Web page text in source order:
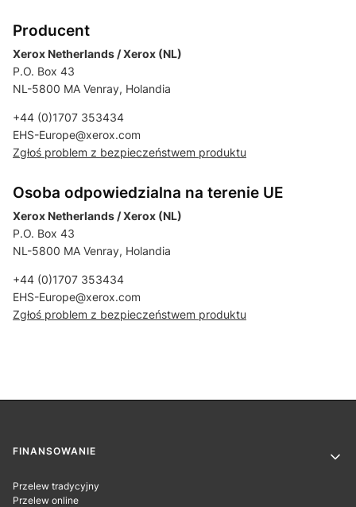
Producent
Xerox Netherlands / Xerox (NL)
P.O. Box 43
NL-5800 MA Venray, Holandia
+44 (0)1707 353434
EHS-Europe@xerox.com
Zgłoś problem z bezpieczeństwem produktu
Osoba odpowiedzialna na terenie UE
Xerox Netherlands / Xerox (NL)
P.O. Box 43
NL-5800 MA Venray, Holandia
+44 (0)1707 353434
EHS-Europe@xerox.com
Zgłoś problem z bezpieczeństwem produktu
Linki w stopce
FINANSOWANIE
Przelew tradycyjny
Przelew online